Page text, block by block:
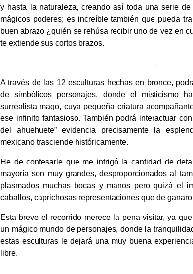
y hasta la naturaleza, creando así toda una serie
mágicos poderes; es increíble también que pueda
buen abrazo ¿quién se rehúsa recibir uno de vez en
te extiende sus cortos brazos.
A través de las 12 esculturas hechas en bronce,
de simbólicos personajes, donde el misticismo
surrealista mago, cuya pequeña criatura
ese infinito fantasioso. También podrá interactuar
del ahuehuete” evidencia precisamente la
mexicano trasciende históricamente.
He de confesarle que me intrigó la cantidad de
mayoría son muy grandes, desproporcionados al
plasmados muchas bocas y manos pero quizá el
caballos, caprichosas representaciones que de
Esta breve el recorrido merece la pena visitar, ya
un mágico mundo de personajes, donde la
estas esculturas le dejará una muy buena
libre.